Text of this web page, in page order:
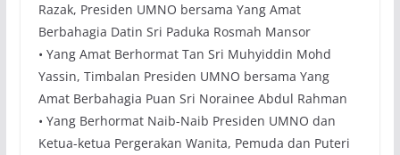
Razak, Presiden UMNO bersama Yang Amat
Berbahagia Datin Sri Paduka Rosmah Mansor
• Yang Amat Berhormat Tan Sri Muhyiddin Mohd
Yassin, Timbalan Presiden UMNO bersama Yang
Amat Berbahagia Puan Sri Norainee Abdul Rahman
• Yang Berhormat Naib-Naib Presiden UMNO dan
Ketua-ketua Pergerakan Wanita, Pemuda dan Puteri